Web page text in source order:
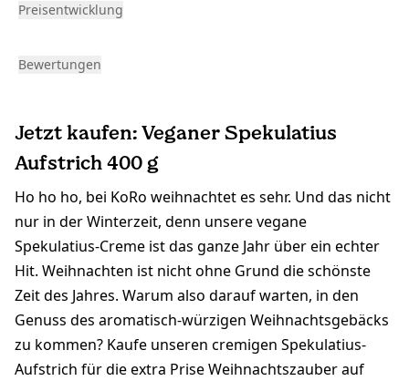
Preisentwicklung
Bewertungen
Jetzt kaufen: Veganer Spekulatius
Aufstrich 400 g
Ho ho ho, bei KoRo weihnachtet es sehr. Und das nicht
nur in der Winterzeit, denn unsere vegane
Spekulatius-Creme ist das ganze Jahr über ein echter
Hit. Weihnachten ist nicht ohne Grund die schönste
Zeit des Jahres. Warum also darauf warten, in den
Genuss des aromatisch-würzigen Weihnachtsgebäcks
zu kommen? Kaufe unseren cremigen Spekulatius-
Aufstrich für die extra Prise Weihnachtszauber auf